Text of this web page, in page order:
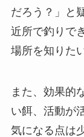
だろう？」と
近所で釣りで
場所を知りた
また、効果的
い餌、活動が
気になる点は